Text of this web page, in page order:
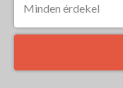
Minden érdekel